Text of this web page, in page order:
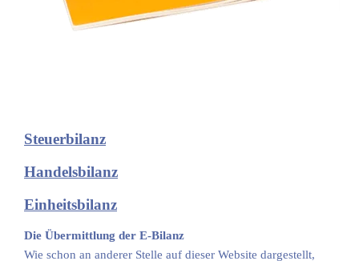
Steuerbilanz
Handelsbilanz
Einheitsbilanz
Die Übermittlung der E-Bilanz
Wie schon an anderer Stelle auf dieser Website dargestellt,